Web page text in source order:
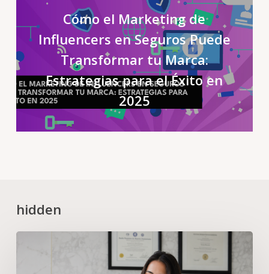
Cómo el Marketing de
Influencers en Seguros Puede
Transformar tu Marca:
Estrategias para el Éxito en
2025
hidden